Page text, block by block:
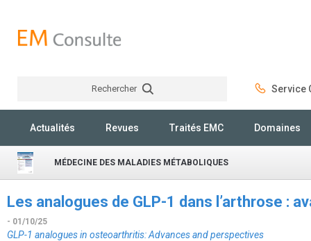
Rechercher Service
Actualités Revues Traités EMC Domaines
MÉDECINE DES MALADIES MÉTABOLIQUES
Les analogues de GLP-1 dans l’arthrose :
- 01/10/25
GLP-1 analogues in osteoarthritis: Advances and perspectives